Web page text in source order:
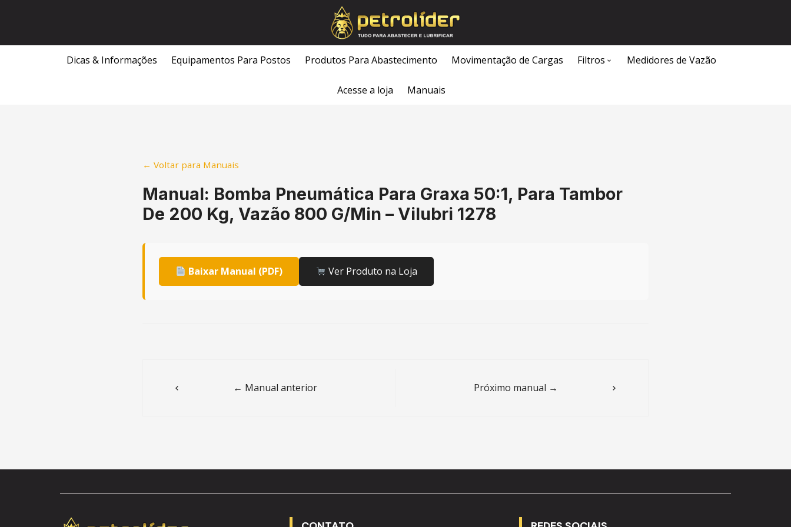
Dicas & Informações
Equipamentos Para Postos Produtos Para Abastecimento Movimentação de Cargas Filtros Medidores de Vazão
Acesse a loja Manuais
← Voltar para Manuais
Manual: Bomba Pneumática Para Graxa 50:1, Para Tambor
De 200 Kg, Vazão 800 G/Min – Vilubri 1278
Baixar Manual (PDF) Ver Produto na Loja
navigation← Manual anterior Próximo manual →